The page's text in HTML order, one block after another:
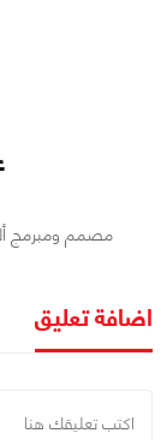
مصمم ومبرمج
اضافة تعليق